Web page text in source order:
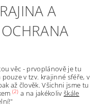
A
věc - prvoplánově je tu
v tzv. krajinné sféře, v
až člověk. Všichni jsme tu
(2) a na jakékoliv škále